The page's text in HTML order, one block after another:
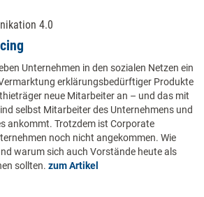
4.0
Unternehmen in den sozialen Netzen ein
erklärungsbedürftiger Produkte
neue Mitarbeiter an – und das mit
selbst Mitarbeiter des Unternehmens und
ankommt. Trotzdem ist Corporate
noch nicht angekommen. Wie
warum sich auch Vorstände heute als
sollten. zum Artikel